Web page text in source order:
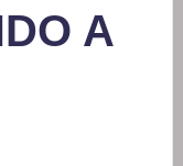
A